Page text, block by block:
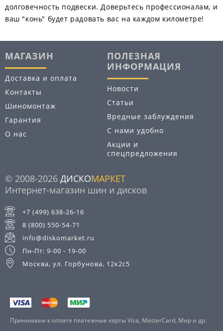
долговечность подвески. Доверьтесь профессионалам, и
ваш "конь" будет радовать вас на каждом километре!
МАГАЗИН
Доставка и оплата
Контакты
Шиномонтаж
Гарантия
О нас
ПОЛЕЗНАЯ
ИНФОРМАЦИЯ
Новости
Статьи
Вредные заблуждения
С нами удобно
Акции и
спецпредложения
© 2008-2026 ДИСКОМАРКЕТ
Интернет-магазин шин и дисков
+7 (499) 638-26-16
8 (800) 550-54-71
info@diskomarket.ru
Пн-Пт: 9-00 - 19-00
Москва, ул. Горбунова, 12к2с5
Принимаем к оплате платежные карты Visa, MasterCard, Мир и др.